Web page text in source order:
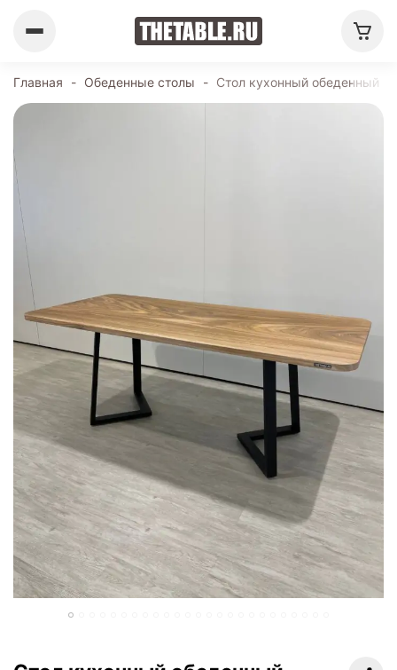
Главная - Обеденные столы - Стол кухонный обеденный